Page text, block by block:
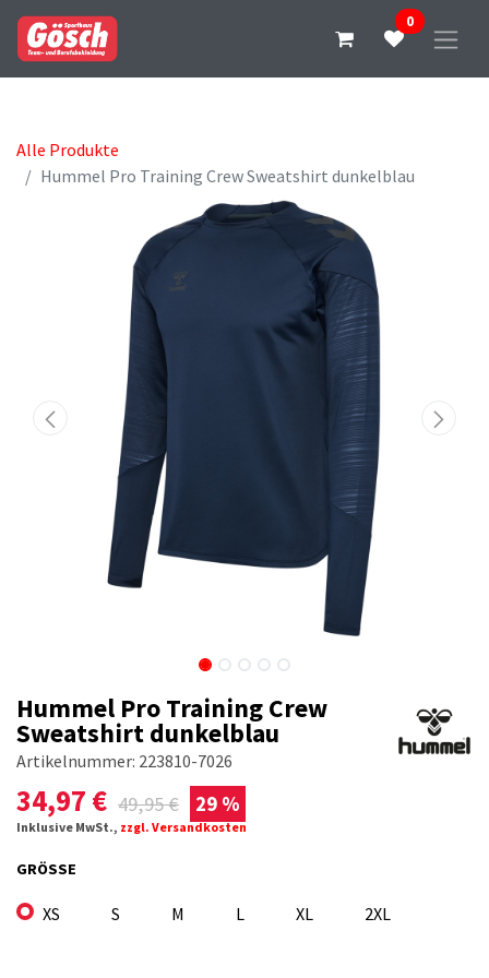
0
Alle Produkte
Hummel Pro Training Crew Sweatshirt dunkelblau
Hummel Pro Training Crew
Sweatshirt dunkelblau
Artikelnummer: 223810-7026
34,97 € 49,95€ 29 %
Inklusive MwSt., zzgl. Versandkosten
GRÖSSE
XS S M L XL 2XL